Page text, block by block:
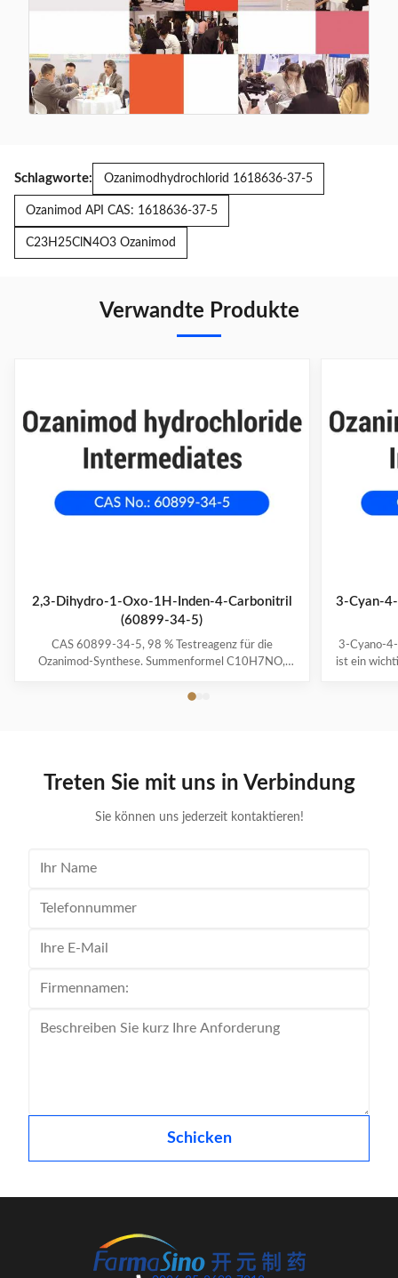
Schlagworte: Ozanimodhydrochlorid 1618636-37-5
Ozanimod API CAS: 1618636-37-5
C23H25ClN4O3 Ozanimod
Verwandte Produkte
2,3-Dihydro-1-Oxo-1H-Inden-4-Carbonitril
(60899-34-5)
CAS 60899-34-5, 98 % Testreagenz für die
Ozanimod-Synthese. Summenformel C10H7NO,
Verpackung.
3-Cyan-
3-Cyano-
ist ein
Treten Sie mit uns in Verbindung
Sie können uns jederzeit kontaktieren!
Schicken